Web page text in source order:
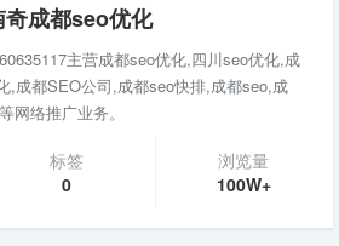
奇成都seo优化
主营成都seo优化,四川seo优化,成
,成都SEO公司,成都seo快排,成都seo,成
网络推广业务。
标签
0
浏览量
100W+